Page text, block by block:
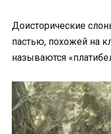
Доисторические
пастью, похожей на
называются